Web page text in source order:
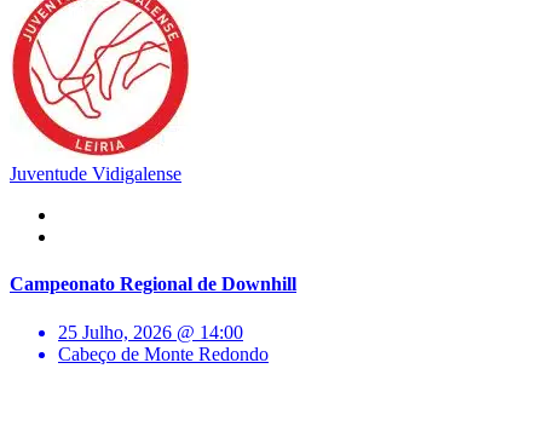
Juventude Vidigalense
Campeonato Regional de Downhill
25 Julho, 2026 @ 14:00
Cabeço de Monte Redondo